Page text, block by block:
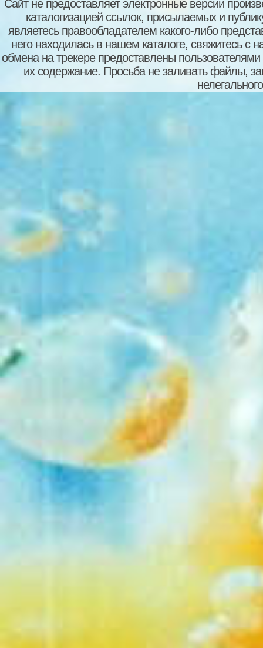
Сайт не предоставляет электронные версии
каталогизацией ссылок, присылаемых и
являетесь правообладателем какого-либо
него находилась в нашем каталоге, свяжитесь
обмена на трекере предоставлены пользователями
их содержание. Просьба не заливать файлы,